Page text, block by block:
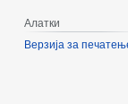
Алатки
Верзија за